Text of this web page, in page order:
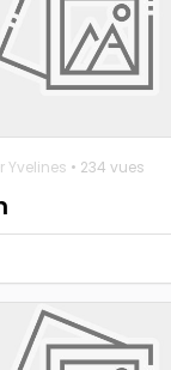
Yvelines • 234 vues